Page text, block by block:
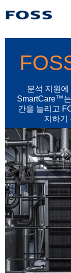
분석 지원
SmartCare™는
간을 늘리고
지하기